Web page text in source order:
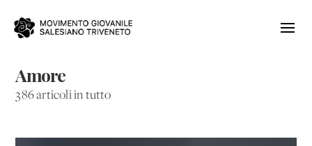
Amore
386 articoli in tutto